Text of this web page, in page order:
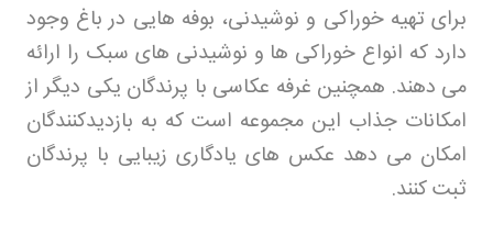
برای تهیه خوراکی و نوشیدنی، بوفه هایی در باغ وجود
دارد که انواع خوراکی ها و نوشیدنی های سبک را ارائه
می دهند. همچنین غرفه عکاسی با پرندگان یکی دیگر از
امکانات جذاب این مجموعه است که به بازدیدکنندگان
امکان می دهد عکس های یادگاری زیبایی با پرندگان
ثبت کنند.